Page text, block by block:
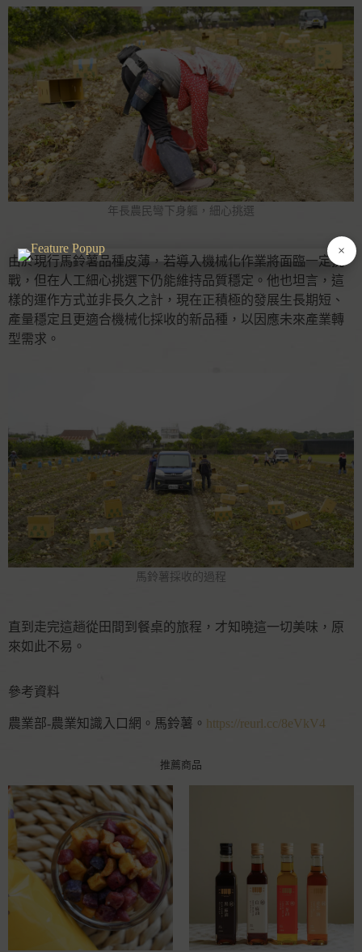
年長農民彎下身軀，細心挑選
由於現行馬鈴薯品種皮薄，若導入機械化作業將面臨一定挑
戰，但在人工細心挑選下仍能維持品質穩定。他也坦言，這
樣的運作方式並非長久之計，現在正積極的發展生長期短、
產量穩定且更適合機械化採收的新品種，以因應未來產業轉
型需求。
馬鈴薯採收的過程
直到走完這趟從田間到餐桌的旅程，才知曉這一切美味，原
來如此不易。
參考資料
農業部-農業知識入口網。馬鈴薯。 https://reurl.cc/8eVkV4
推薦商品
×